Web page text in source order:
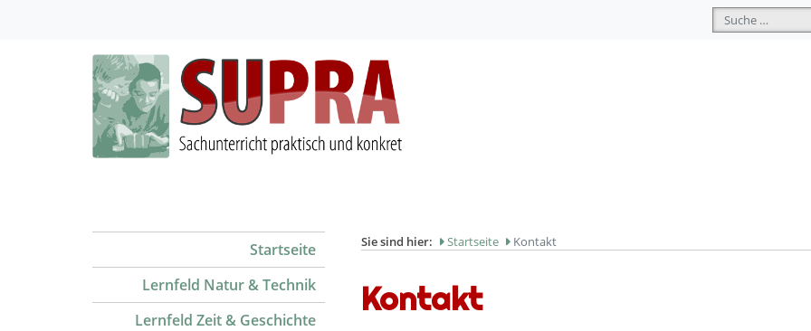
Suchen
Startseite
Lernfeld Natur & Technik
Lernfeld Zeit & Geschichte
Sie sind hier: Startseite Kontakt
Kontakt